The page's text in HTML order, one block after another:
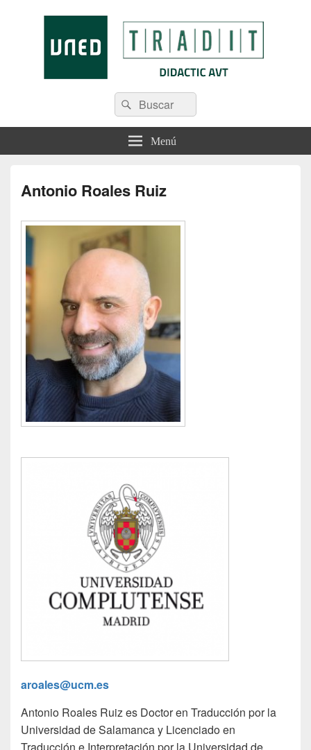
Menú
Antonio Roales Ruiz
aroales@ucm.es
Antonio Roales Ruiz es Doctor en Traducción por la
Universidad de Salamanca y Licenciado en